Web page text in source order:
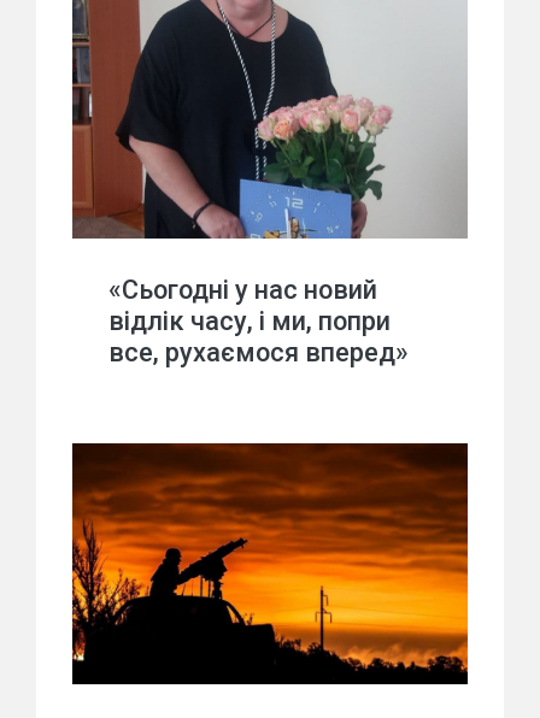
«Сьогодні у нас новий
відлік часу, і ми, попри
все, рухаємося вперед»